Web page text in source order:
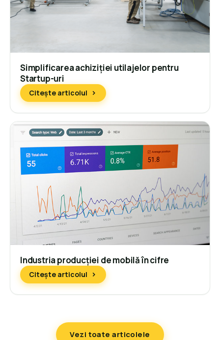
Simplificarea achiziției utilajelor pentru
Startup-uri
Citește articolul
Industria producției de mobilă în cifre
Citește articolul
Vezi toate articolele